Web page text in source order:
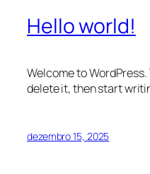
Hello world!
Welcome to
delete it, then start
dezembro 15, 2025